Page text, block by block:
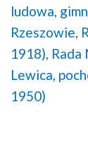
ludowa,
Rzeszowie,
1918), Rada
Lewica,
1950)